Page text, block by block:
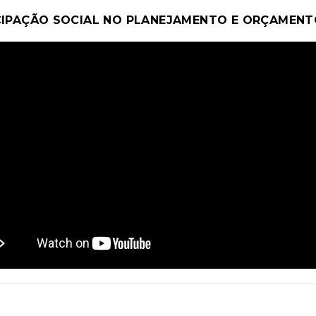
SOCIAL NO PLANEJAMENTO E